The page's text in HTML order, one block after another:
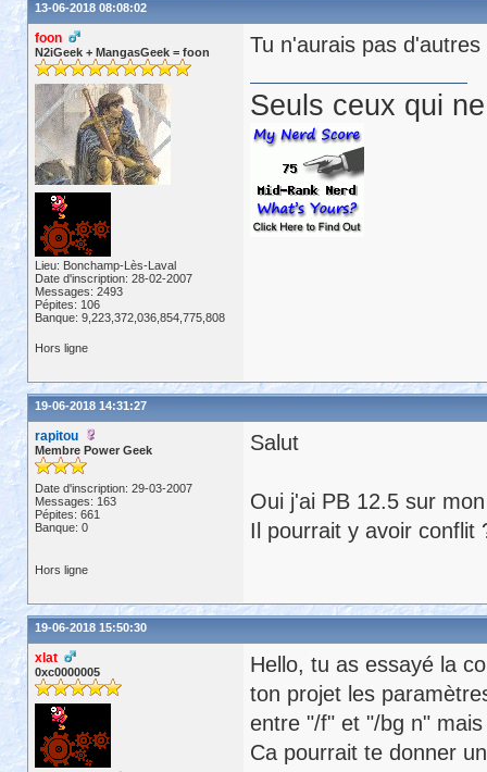
13-06-2018 08:08:02
foon
N2iGeek + MangasGeek = foon
Lieu: Bonchamp-Lès-Laval
Date d'inscription: 28-02-2007
Messages: 2493
Pépites: 106
Banque: 9,223,372,036,854,775,808
Tu n'aurais pas
Seuls ceux qui
Hors ligne
19-06-2018 14:31:27
rapitou
Membre Power Geek
Date d'inscription: 29-03-2007
Messages: 163
Pépites: 661
Banque: 0
Salut
Oui j'ai PB 12.5 sur
Il pourrait y avoir conflit
Hors ligne
19-06-2018 15:50:30
xlat
0xc0000005
Hello, tu as essayé la
ton projet les
entre "/f" et "/bg n"
Ca pourrait te donner